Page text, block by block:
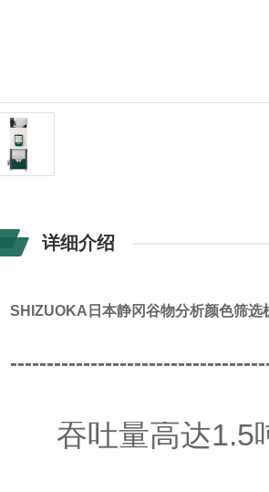
详细介绍
SHIZUOKA日本静冈谷物分析颜色筛选
吞吐量高达1.5